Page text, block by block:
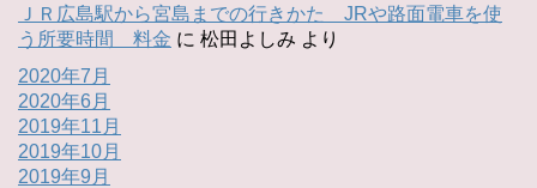
ＪＲ広島駅から宮島までの行きかた JRや路面電車を使
う所要時間 料金 に 松田よしみ より
2020年7月
2020年6月
2019年11月
2019年10月
2019年9月